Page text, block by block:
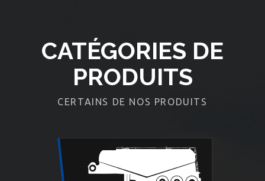
CATÉGORIES DE
PRODUITS
CERTAINS DE NOS PRODUITS